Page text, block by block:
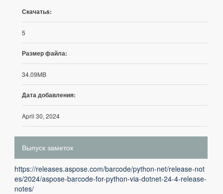
Скачатьs:
5
Размер файла:
34.09MB
Дата добавления:
April 30, 2024
Выпуск заметок
https://releases.aspose.com/barcode/python-net/release-not
es/2024/aspose-barcode-for-python-via-dotnet-24-4-release-
notes/